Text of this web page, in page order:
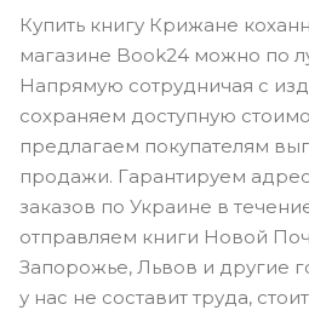
Купить книгу Крижане
магазине Book24 можно по
Напрямую сотрудничая с
сохраняем доступную
предлагаем покупателям
продажи. Гарантируем
заказов по Украине в
отправляем книги Новой
Запорожье, Львов и другие
у нас не составит труда,